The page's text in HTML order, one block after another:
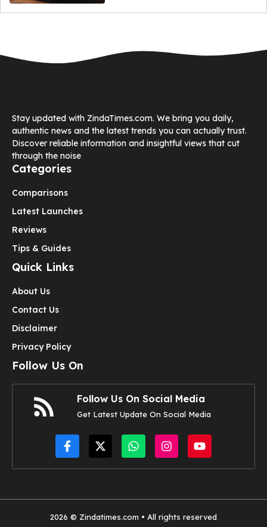
Stay updated with ZindaTimes.com. We bring you daily,
authentic news and the latest trends you can actually trust.
Discover reliable information and insightful views that cut
through the noise
Categories
Comparisons
Latest Launches
Reviews
Tips & Guides
Quick Links
About Us
Contact Us
Disclaimer
Privacy Policy
Follow Us On
Follow Us On Social Media
Get Latest Update On Social Media
2026 © Zindatimes.com • All rights reserved